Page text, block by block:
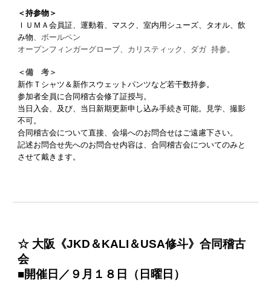
＜持参物＞
ＩＵＭＡ会員証、運動着、マスク、室内用シューズ、タオル、飲
み物、ボールペン
オープンフィンガーグローブ、カリスティック、ダガ 持参。
＜備 考＞
新作Ｔシャツ＆新作スウェットパンツなど若干数持参。
参加者全員に合同稽古会修了証授与。
当日入会、及び、当日新期更新申し込み手続き可能。見学、撮影
不可。
合同稽古会について直接、会場へのお問合せはご遠慮下さい。
記述お問合せ先へのお問合せ内容は、合同稽古会についてのみと
させて戴きます。
☆ 大阪《JKD＆KALI＆USA修斗》合同稽古
会
■開催日／９月１８日（日曜日）